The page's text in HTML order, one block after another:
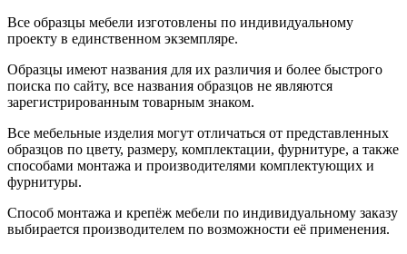
Все образцы мебели изготовлены по индивидуальному
проекту в единственном экземпляре.
Образцы имеют названия для их различия и более быстрого
поиска по сайту, все названия образцов не являются
зарегистрированным товарным знаком.
Все мебельные изделия могут отличаться от представленных
образцов по цвету, размеру, комплектации, фурнитуре, а также
способами монтажа и производителями комплектующих и
фурнитуры.
Способ монтажа и крепёж мебели по индивидуальному заказу
выбирается производителем по возможности её применения.